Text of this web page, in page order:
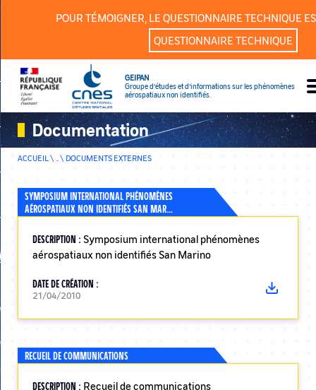
POUR TÉMOIGNER, LE QUESTIONNAIRE TECHNIQUE
QUESTIONNAIRE TECHNIQUE
GEIPAN
Groupe d’études et d’informations sur les phénomènes
aérospatiaux non identifiés.
Documentation
ACCUEIL \ .. \ DOCUMENTS EXTERNES
SYMPOSIUM INTERNATIONAL PHÉNOMÈNES
AÉROSPATIAUX NON IDENTIFIÉS SAN MAR…
DESCRIPTION : Symposium international phénomènes
aérospatiaux non identifiés San Marino
DATE DE CRÉATION :
21/04/2010
RECUEIL DE COMMUNICATIONS
DESCRIPTION : Recueil de communications